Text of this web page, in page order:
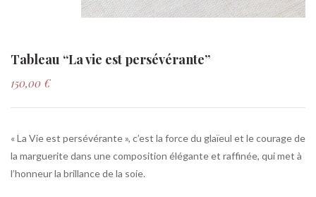
Tableau “La vie est persévérante”
150,00 €
« La Vie est persévérante », c’est la force du glaïeul et le courage de
la marguerite dans une composition élégante et raffinée, qui met à
l’honneur la brillance de la soie.